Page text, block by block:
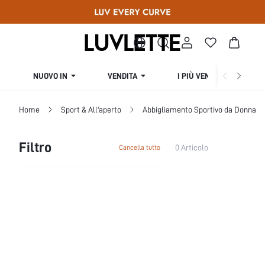
NUOVO IN VENDITA I PIÙ VENDUTI
Home Sport & All'aperto Abbigliamento Sportivo da Donna
Filtro Cancella tutto 0 Articolo